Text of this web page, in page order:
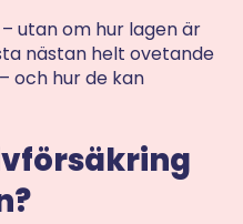
utan om hur lagen är
nästan helt ovetande
och hur de kan